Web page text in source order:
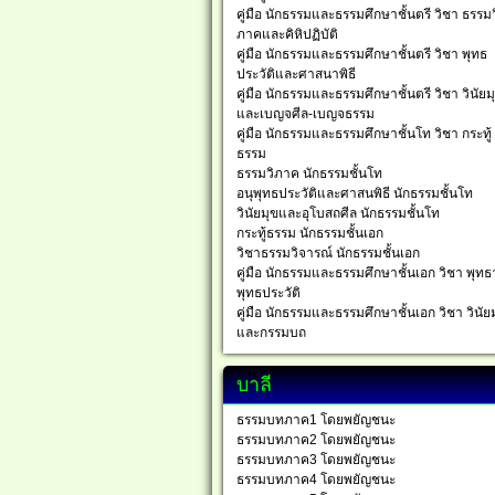
คู่มือ นักธรรมและธรรมศึกษาชั้นตรี วิชา ธรรม
ภาคและคิหิปฏิบัติ
คู่มือ นักธรรมและธรรมศึกษาชั้นตรี วิชา พุทธ
ประวัติและศาสนาพิธี
คู่มือ นักธรรมและธรรมศึกษาชั้นตรี วิชา วินัย
และเบญจศีล-เบญจธรรม
คู่มือ นักธรรมและธรรมศึกษาชั้นโท วิชา กระทู้
ธรรม
ธรรมวิภาค นักธรรมชั้นโท
อนุพุทธประวัติและศาสนพิธี นักธรรมชั้นโท
วินัยมุขและอุโบสถศีล นักธรรมชั้นโท
กระทู้ธรรม นักธรรมชั้นเอก
วิชาธรรมวิจารณ์ นักธรรมชั้นเอก
คู่มือ นักธรรมและธรรมศึกษาชั้นเอก วิชา พุทธ
พุทธประวัติ
คู่มือ นักธรรมและธรรมศึกษาชั้นเอก วิชา วินัย
และกรรมบถ
บาลี
ธรรมบทภาค1 โดยพยัญชนะ
ธรรมบทภาค2 โดยพยัญชนะ
ธรรมบทภาค3 โดยพยัญชนะ
ธรรมบทภาค4 โดยพยัญชนะ